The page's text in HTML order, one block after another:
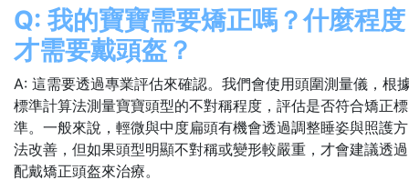
Q: 我的寶寶需要矯正嗎？什麼程度
才需要戴頭盔？
A: 這需要透過專業評估來確認。我們會使用頭圍測量儀，根
標準計算法測量寶寶頭型的不對稱程度，評估是否符合矯正標
準。一般來說，輕微與中度扁頭有機會透過調整睡姿與照護方
法改善，但如果頭型明顯不對稱或變形較嚴重，才會建議透過
配戴矯正頭盔來治療。